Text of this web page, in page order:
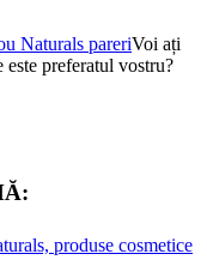
Voi ați
preferatul vostru?
produse cosmetice